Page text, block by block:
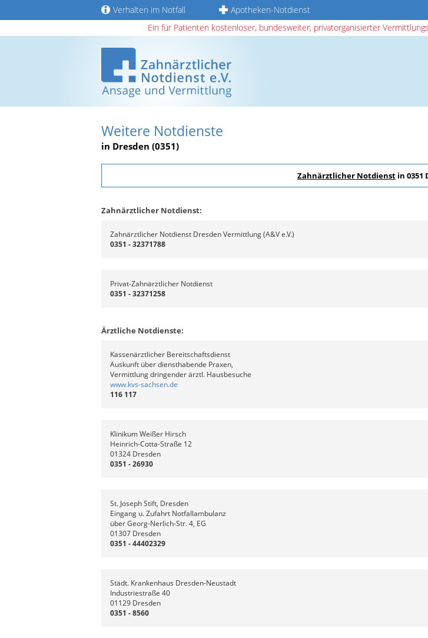
Verhalten im Notfall Apotheken-Notdienst
Ein für Patienten kostenloser, bundesweiter, privatorganisierter
Weitere Notdienste
in Dresden (0351)
Zahnärztlicher Notdienst in 0351
Zahnärztlicher Notdienst:
Zahnärztlicher Notdienst Dresden Vermittlung (A&V e.V.)
0351 - 32371788
Privat-Zahnärztlicher Notdienst
0351 - 32371258
Ärztliche Notdienste:
Kassenärztlicher Bereitschaftsdienst
Auskunft über diensthabende Praxen,
Vermittlung dringender ärztl. Hausbesuche
www.kvs-sachsen.de
116 117
Klinikum Weißer Hirsch
Heinrich-Cotta-Straße 12
01324 Dresden
0351 - 26930
St. Joseph Stift, Dresden
Eingang u. Zufahrt Notfallambulanz
über Georg-Nerlich-Str. 4, EG
01307 Dresden
0351 - 44402329
Städt. Krankenhaus Dresden-Neustadt
Industriestraße 40
01129 Dresden
0351 - 8560